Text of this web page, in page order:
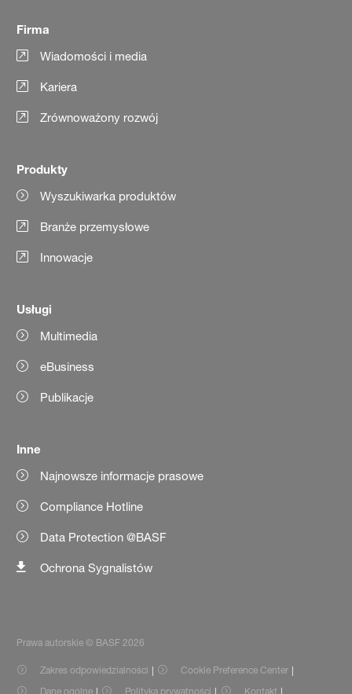
Firma
Wiadomości i media
Kariera
Zrównoważony rozwój
Produkty
Wyszukiwarka produktów
Branże przemysłowe
Innowacje
Usługi
Multimedia
eBusiness
Publikacje
Inne
Najnowsze informacje prasowe
Compliance Hotline
Data Protection @BASF
Ochrona Sygnalistów
Prawa autorskie © BASF 2026
Zakres odpowiedzialności
Cookie Preference Center
Dane ogólne
Polityka prywatności Kontakt